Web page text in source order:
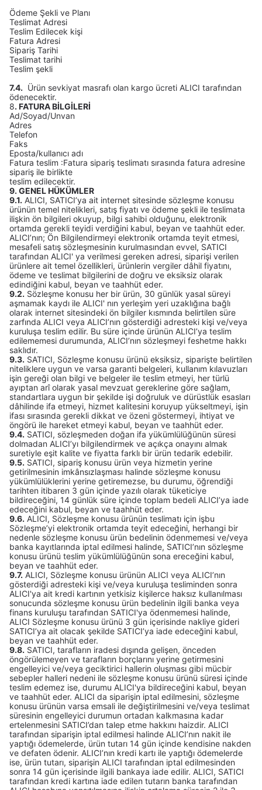
Ödeme Şekli ve Planı
Teslimat Adresi
Teslim Edilecek kişi
Fatura Adresi
Sipariş Tarihi
Teslimat tarihi
Teslim şekli
7.4. Ürün sevkiyat masrafı olan kargo ücreti ALICI tarafından
ödenecektir.
8. FATURA BİLGİLERİ
Ad/Soyad/Unvan
Adres
Telefon
Faks
Eposta/kullanıcı adı
Fatura teslim :Fatura sipariş teslimatı sırasında fatura adresine
sipariş ile birlikte
teslim edilecektir.
9. GENEL HÜKÜMLER
9.1. ALICI, SATICI’ya ait internet sitesinde sözleşme konusu
ürünün temel nitelikleri, satış fiyatı ve ödeme şekli ile teslimata
ilişkin ön bilgileri okuyup, bilgi sahibi olduğunu, elektronik
ortamda gerekli teyidi verdiğini kabul, beyan ve taahhüt eder.
ALICI’nın; Ön Bilgilendirmeyi elektronik ortamda teyit etmesi,
mesafeli satış sözleşmesinin kurulmasından evvel, SATICI
tarafından ALICI' ya verilmesi gereken adresi, siparişi verilen
ürünlere ait temel özellikleri, ürünlerin vergiler dâhil fiyatını,
ödeme ve teslimat bilgilerini de doğru ve eksiksiz olarak
edindiğini kabul, beyan ve taahhüt eder.
9.2. Sözleşme konusu her bir ürün, 30 günlük yasal süreyi
aşmamak kaydı ile ALICI' nın yerleşim yeri uzaklığına bağlı
olarak internet sitesindeki ön bilgiler kısmında belirtilen süre
zarfında ALICI veya ALICI’nın gösterdiği adresteki kişi ve/veya
kuruluşa teslim edilir. Bu süre içinde ürünün ALICI’ya teslim
edilememesi durumunda, ALICI’nın sözleşmeyi feshetme hakkı
saklıdır.
9.3. SATICI, Sözleşme konusu ürünü eksiksiz, siparişte belirtilen
niteliklere uygun ve varsa garanti belgeleri, kullanım kılavuzları
işin gereği olan bilgi ve belgeler ile teslim etmeyi, her türlü
ayıptan arî olarak yasal mevzuat gereklerine göre sağlam,
standartlara uygun bir şekilde işi doğruluk ve dürüstlük esasları
dâhilinde ifa etmeyi, hizmet kalitesini koruyup yükseltmeyi, işin
ifası sırasında gerekli dikkat ve özeni göstermeyi, ihtiyat ve
öngörü ile hareket etmeyi kabul, beyan ve taahhüt eder.
9.4. SATICI, sözleşmeden doğan ifa yükümlülüğünün süresi
dolmadan ALICI’yı bilgilendirmek ve açıkça onayını almak
suretiyle eşit kalite ve fiyatta farklı bir ürün tedarik edebilir.
9.5. SATICI, sipariş konusu ürün veya hizmetin yerine
getirilmesinin imkânsızlaşması halinde sözleşme konusu
yükümlülüklerini yerine getiremezse, bu durumu, öğrendiği
tarihten itibaren 3 gün içinde yazılı olarak tüketiciye
bildireceğini, 14 günlük süre içinde toplam bedeli ALICI’ya iade
edeceğini kabul, beyan ve taahhüt eder.
9.6. ALICI, Sözleşme konusu ürünün teslimatı için işbu
Sözleşme’yi elektronik ortamda teyit edeceğini, herhangi bir
nedenle sözleşme konusu ürün bedelinin ödenmemesi ve/veya
banka kayıtlarında iptal edilmesi halinde, SATICI’nın sözleşme
konusu ürünü teslim yükümlülüğünün sona ereceğini kabul,
beyan ve taahhüt eder.
9.7. ALICI, Sözleşme konusu ürünün ALICI veya ALICI’nın
gösterdiği adresteki kişi ve/veya kuruluşa tesliminden sonra
ALICI'ya ait kredi kartının yetkisiz kişilerce haksız kullanılması
sonucunda sözleşme konusu ürün bedelinin ilgili banka veya
finans kuruluşu tarafından SATICI'ya ödenmemesi halinde,
ALICI Sözleşme konusu ürünü 3 gün içerisinde nakliye gideri
SATICI’ya ait olacak şekilde SATICI’ya iade edeceğini kabul,
beyan ve taahhüt eder.
9.8. SATICI, tarafların iradesi dışında gelişen, önceden
öngörülemeyen ve tarafların borçlarını yerine getirmesini
engelleyici ve/veya geciktirici hallerin oluşması gibi mücbir
sebepler halleri nedeni ile sözleşme konusu ürünü süresi içinde
teslim edemez ise, durumu ALICI'ya bildireceğini kabul, beyan
ve taahhüt eder. ALICI da siparişin iptal edilmesini, sözleşme
konusu ürünün varsa emsali ile değiştirilmesini ve/veya teslimat
süresinin engelleyici durumun ortadan kalkmasına kadar
ertelenmesini SATICI’dan talep etme hakkını haizdir. ALICI
tarafından siparişin iptal edilmesi halinde ALICI’nın nakit ile
yaptığı ödemelerde, ürün tutarı 14 gün içinde kendisine nakden
ve defaten ödenir. ALICI’nın kredi kartı ile yaptığı ödemelerde
ise, ürün tutarı, siparişin ALICI tarafından iptal edilmesinden
sonra 14 gün içerisinde ilgili bankaya iade edilir. ALICI, SATICI
tarafından kredi kartına iade edilen tutarın banka tarafından